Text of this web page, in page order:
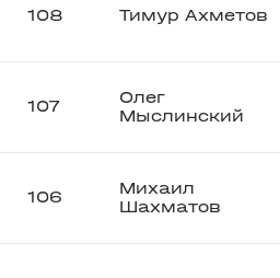
108 Тимур Ахметов
107
Олег
Мыслинский
106
Михаил
Шахматов